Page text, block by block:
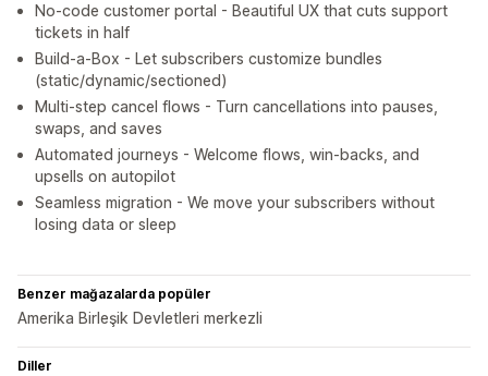
No-code customer portal - Beautiful UX that cuts support
tickets in half
Build-a-Box - Let subscribers customize bundles
(static/dynamic/sectioned)
Multi-step cancel flows - Turn cancellations into pauses,
swaps, and saves
Automated journeys - Welcome flows, win-backs, and
upsells on autopilot
Seamless migration - We move your subscribers without
losing data or sleep
Benzer mağazalarda popüler
Amerika Birleşik Devletleri merkezli
Diller